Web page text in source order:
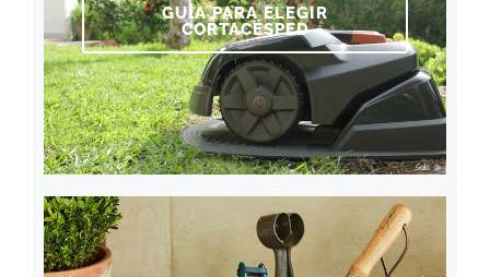
GUÍA PARA ELEGIR
CORTACÉSPED